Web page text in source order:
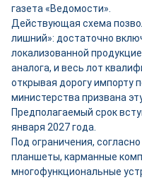
газета «Ведомости».
Действующая схема
лишний»: достаточно
локализованной
аналога, и весь лот
открывая дорогу импорту
министерства призвана
Предполагаемый срок
января 2027 года.
Под ограничения,
планшеты, карманные
многофункциональные